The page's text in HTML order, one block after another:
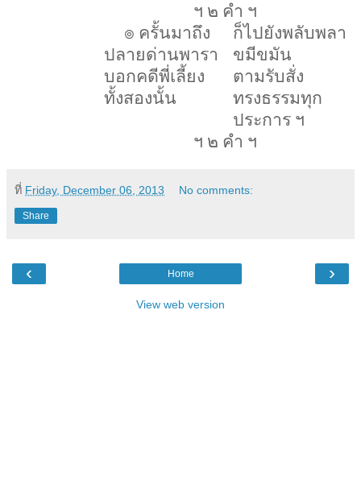
ฯ ๒ คำ ฯ
๏ ครั้นมาถึง
ปลายด่านพารา
ก็ไปยังพลับพลา
ขมีขมัน
บอกคดีพี่เลี้ยง
ทั้งสองนั้น
ตามรับสั่ง
ทรงธรรมทุก
ประการ ฯ
ฯ ๒ คำ ฯ
ที่ Friday, December 06, 2013 No comments:
Share
‹ ›
Home
View web version